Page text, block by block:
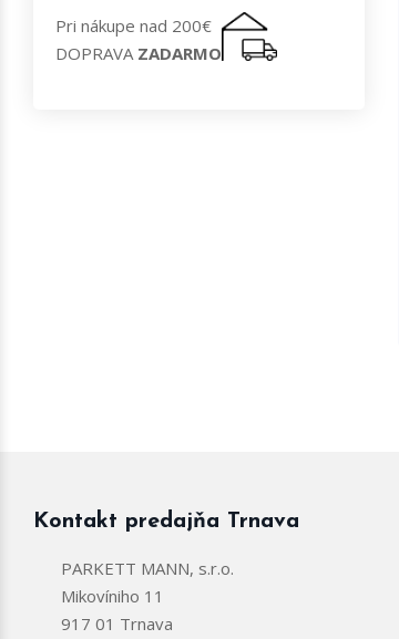
Pri nákupe nad 200€
DOPRAVA ZADARMO
Kontakt predajňa Trnava
PARKETT MANN, s.r.o.
Mikovíniho 11
917 01 Trnava